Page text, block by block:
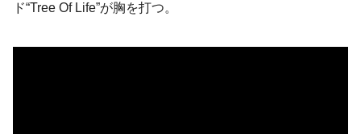
ド“Tree Of Life”が胸を打つ。